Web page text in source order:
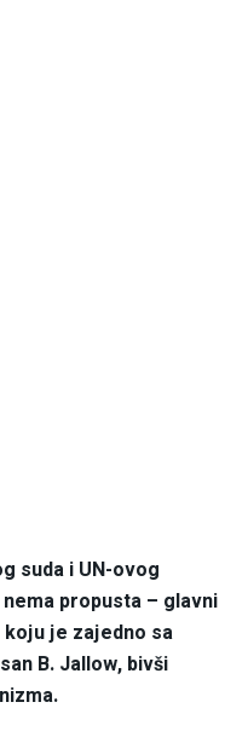
suda i UN-ovog
propusta – glavni
je zajedno sa
B. Jallow, bivši